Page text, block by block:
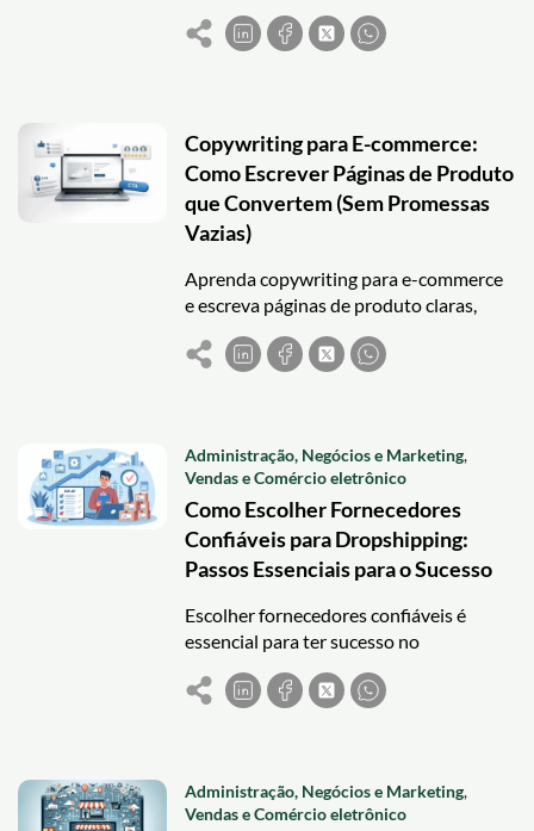
aumente a confiança do cliente com
processos e métricas.
Copywriting para E-commerce:
Como Escrever Páginas de Produto
que Convertem (Sem Promessas
Vazias)
Aprenda copywriting para e-commerce
e escreva páginas de produto claras,
honestas e focadas em conversão, sem
promessas vazias.
Administração, Negócios e Marketing,
Vendas e Comércio eletrônico
Como Escolher Fornecedores
Confiáveis para Dropshipping:
Passos Essenciais para o Sucesso
Escolher fornecedores confiáveis é
essencial para ter sucesso no
dropshipping e garantir qualidade,
entregas pontuais e boa reputação para
Administração, Negócios e Marketing,
Vendas e Comércio eletrônico